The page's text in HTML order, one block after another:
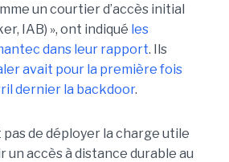
un courtier d’accès initial
IAB) », ont indiqué les
dans leur rapport. Ils
avait pour la première fois
dernier la backdoor.
pas de déployer la charge utile
un accès à distance durable au